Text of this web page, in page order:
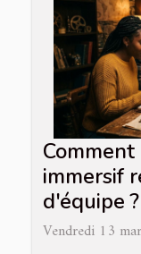
immersif
d'équipe ?
Vendredi 13